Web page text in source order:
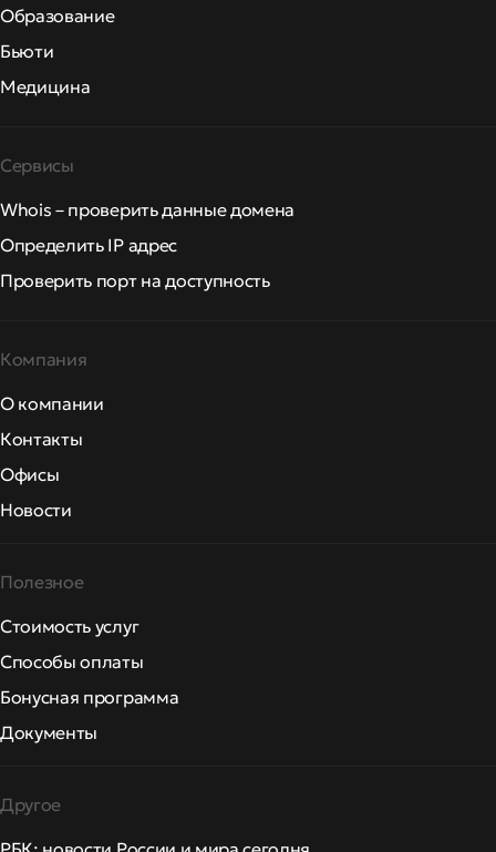
Образование
Бьюти
Медицина
Сервисы
Whois – проверить данные домена
Определить IP адрес
Проверить порт на доступность
Компания
О компании
Контакты
Офисы
Новости
Полезное
Стоимость услуг
Способы оплаты
Бонусная программа
Документы
Другое